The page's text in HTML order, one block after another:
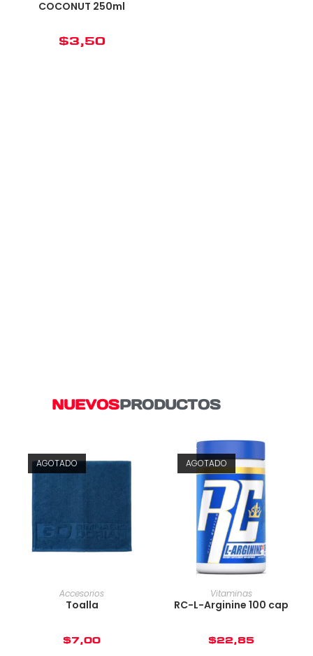
COCONUT 250ml
$3,50
NUEVOSPRODUCTOS
AGOTADO
Accesorios
Toalla
$7,00
AGOTADO
Vitaminas
RC-L-Arginine 100 cap
$22,85